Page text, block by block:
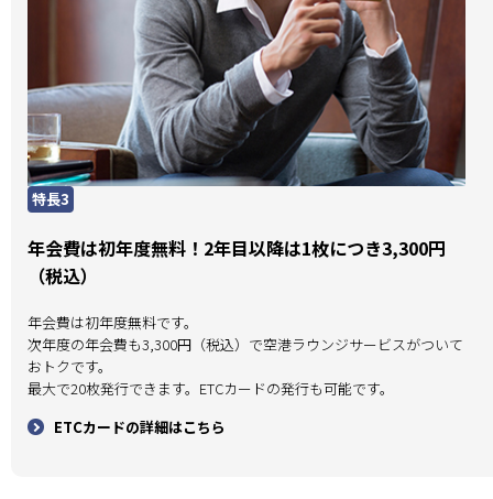
特長3
年会費は初年度無料！2年目以降は1枚につき3,300円
（税込）
年会費は初年度無料です。
次年度の年会費も3,300円（税込）で空港ラウンジサービスがついて
おトクです。
最大で20枚発行できます。ETCカードの発行も可能です。
ETCカードの詳細はこちら